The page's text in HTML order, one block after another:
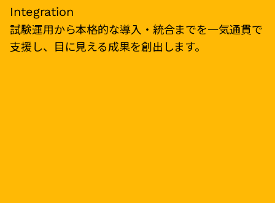
Integration
試験運用から本格的な導入・統合までを一気通貫で
支援し、目に見える成果を創出します。